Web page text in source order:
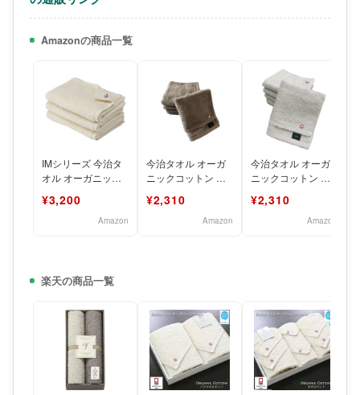
Amazonの商品一覧
IMシリーズ 今治タ
オル オーガニック
タオル 3枚セット
¥3,200
Amazon
今治タオル オーガ
ニックコットン フ
ット 34cm×75cm
¥2,310
Amazon
今治タオル オーガ
ニックコットン ラ
スタオル 5枚セット
¥2,310
Amazon
楽天の商品一覧